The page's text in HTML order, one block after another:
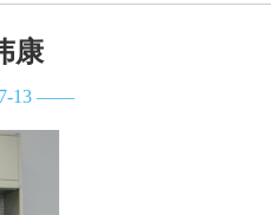
康
13 ——